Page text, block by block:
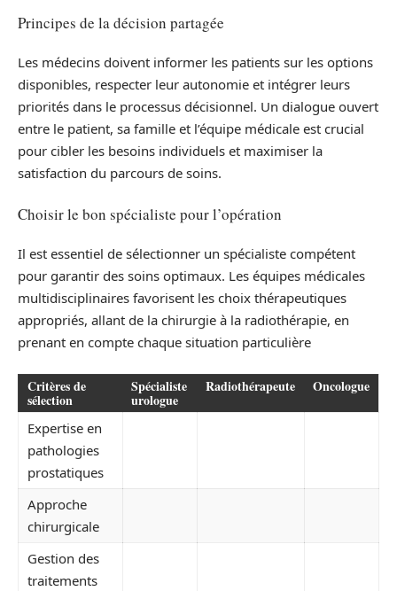
Principes de la décision partagée
Les médecins doivent informer les patients sur les options
disponibles, respecter leur autonomie et intégrer leurs
priorités dans le processus décisionnel. Un dialogue ouvert
entre le patient, sa famille et l’équipe médicale est crucial
pour cibler les besoins individuels et maximiser la
satisfaction du parcours de soins.
Choisir le bon spécialiste pour l’opération
Il est essentiel de sélectionner un spécialiste compétent
pour garantir des soins optimaux. Les équipes médicales
multidisciplinaires favorisent les choix thérapeutiques
appropriés, allant de la chirurgie à la radiothérapie, en
prenant en compte chaque situation particulière
Critères de
sélection
Spécialiste
urologue
Radiothérapeute Oncologue
Expertise en
pathologies
prostatiques
Approche
chirurgicale
Gestion des
traitements